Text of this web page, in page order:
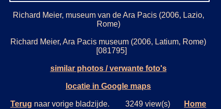
Richard Meier, museum van de Ara Pacis (2006, Lazio,
Rome)
Richard Meier, Ara Pacis museum (2006, Latium, Rome)
[081795]
similar photos / verwante foto's
locatie in Google maps
Terug naar vorige bladzijde. 3249 view(s) Home